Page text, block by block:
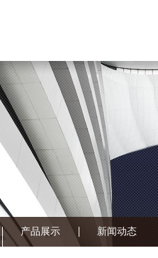
产品展示 新闻动态